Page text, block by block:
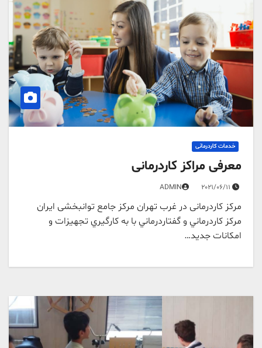
خدمات کاردرمانی
معرفی مراکز کاردرمانی
2021/06/11
ADMIN
مرکز کاردرمانی در غرب تهران مرکز جامع توانبخشی ایران
مركز كاردرماني و گفتاردرماني با به كارگيري تجهيزات و
امكانات جديد…